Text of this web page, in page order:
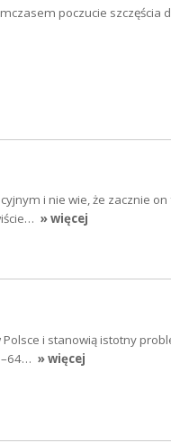
poczucie szczęścia
i nie wie, że zacznie
» więcej
i stanowią istotny
» więcej